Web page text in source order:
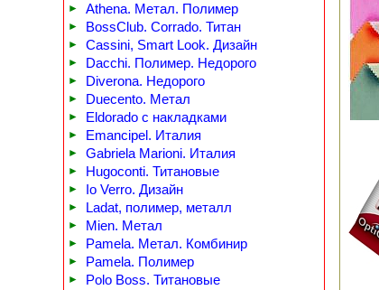
► Athena. Метал. Полимер
► BossClub. Corrado. Титан
► Cassini, Smart Look. Дизайн
► Dacchi. Полимер. Недорого
► Diverona. Недорого
► Duecento. Метал
► Eldorado с накладками
► Emancipel. Италия
► Gabriela Marioni. Италия
► Hugoconti. Титановые
► Io Verro. Дизайн
► Ladat, полимер, металл
► Mien. Метал
► Pamela. Метал. Комбинир
► Pamela. Полимер
► Polo Boss. Титановые